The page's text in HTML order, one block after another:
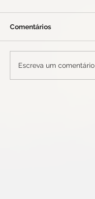
Comentários
Escreva um comentário